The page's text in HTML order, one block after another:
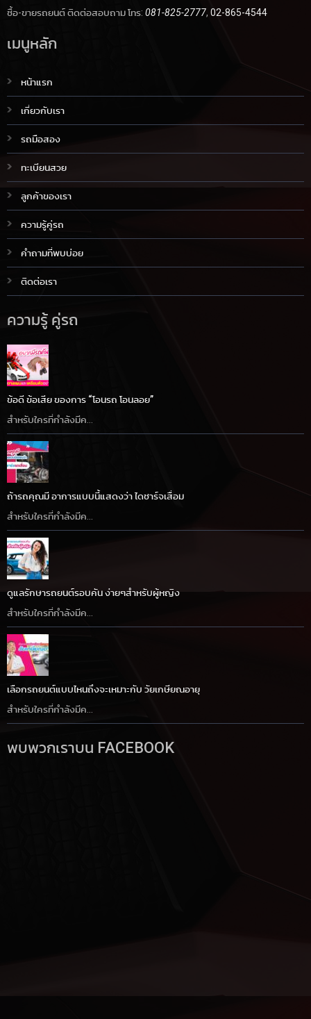
ซื้อ-ขายรถยนต์ ติดต่อสอบถาม โทร: 081-825-2777, 02-865-4544
เมนูหลัก
หน้าแรก
เกี่ยวกับเรา
รถมือสอง
ทะเบียนสวย
ลูกค้าของเรา
ความรู้คู่รถ
คำถามที่พบบ่อย
ติดต่อเรา
ความรู้ คู่รถ
ข้อดี ข้อเสีย ของการ “โอนรถ โอนลอย”
สำหรับใครที่กำลังมีค...
ถ้ารถคุณมี อาการแบบนี้แสดงว่า ไดชาร์จเสื่อม
สำหรับใครที่กำลังมีค...
ดูแลรักษารถยนต์รอบคัน ง่ายๆสำหรับผู้หญิง
สำหรับใครที่กำลังมีค...
เลือกรถยนต์แบบไหนถึงจะเหมาะกับ วัยเกษียณอายุ
สำหรับใครที่กำลังมีค...
พบพวกเราบน FACEBOOK